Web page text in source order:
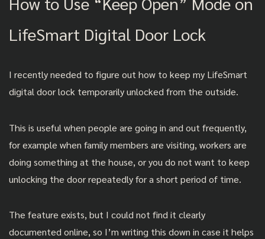
LifeSmart Digital Door Lock
I recently needed to figure out how to keep my LifeSmart
digital door lock temporarily unlocked from the outside.
This is useful when people are going in and out frequently,
for example when family members are visiting, workers are
doing something at the house, or you do not want to keep
unlocking the door repeatedly for a short period of time.
The feature exists, but I could not find it clearly
documented online, so I’m writing this down in case it helps